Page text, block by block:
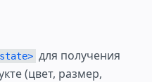
state> для получения
(цвет, размер,